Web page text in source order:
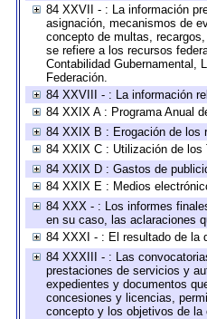
84 XXVII - : La información
asignación, mecanismos de
concepto de multas,
se refiere a los recursos
Contabilidad Gubernamental,
Federación.
84 XXVIII - : La información
84 XXIX A : Programa Anual
84 XXIX B : Erogación de los
84 XXIX C : Utilización de los
84 XXIX D : Gastos de
84 XXIX E : Medios
84 XXX - : Los informes
en su caso, las aclaraciones
84 XXXI - : El resultado de la
84 XXXIII - : Las
prestaciones de servicios y
expedientes y documentos
concesiones y licencias,
concepto y los objetivos de